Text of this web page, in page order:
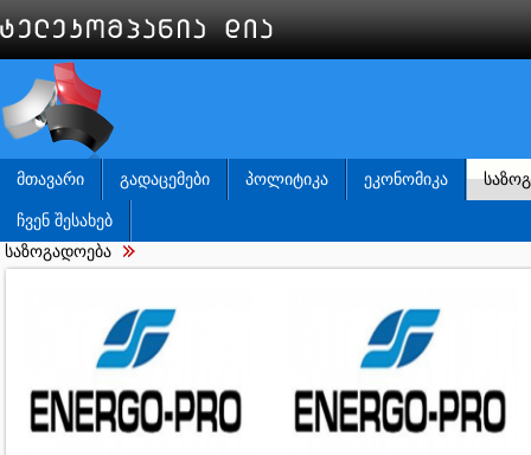
ᲛᲗᲐᲕᲐᲠᲘ ᲒᲐᲓᲐᲪᲔᲛᲔᲑᲘ ᲞᲝᲚᲘᲢᲘᲙᲐ ᲔᲙᲝᲜᲝᲛᲘᲙᲐ
ᲩᲕᲔᲜ ᲨᲔᲡᲐᲮᲔᲑ
საზოგადოება